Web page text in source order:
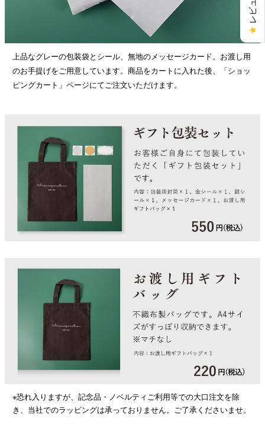
上品なグレーの包装袋とシール、無地のメッセージカード。お渡し用
のお手提げをご用意しています。商品をカートに入れた後、「ショッ
ピングカート」ページにてご注文いただけます。
※恐れ入りますが、記念品・ノベルティご利用等での大口注文を除
き、当社でのラッピングは承っておりません。ご了承くださいませ。
★